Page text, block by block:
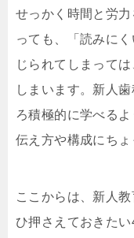
せっかく時間と労
っても、「読みに
じられてしまって
しまいます。新人
ろ積極的に学べる
伝え方や構成にちょ
ここからは、新人
ひ押さえておきた